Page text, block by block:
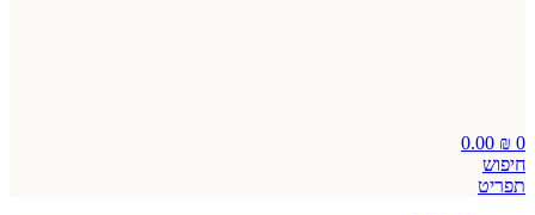
0
0.00 ₪
חיפוש
תפריט